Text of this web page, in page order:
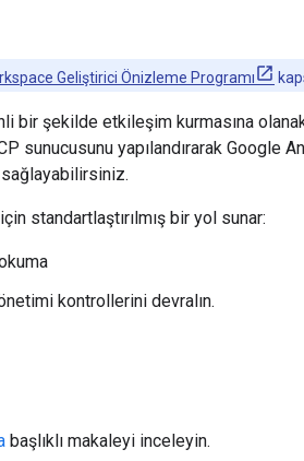
Geliştirici Önizleme Programı
bir şekilde etkileşim kurmasına
sunucusunu yapılandırarak Google
sağlayabilirsiniz.
standartlaştırılmış bir yol sunar:
kontrollerini devralın.
başlıklı makaleyi inceleyin.